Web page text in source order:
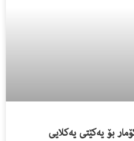
بۆ یەکێتی یەکلایی